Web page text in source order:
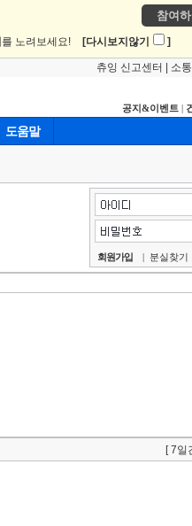
참여하
를 노려보세요! [다시보지않기 ]
츄잉 신고센터 소
공지&이벤트 |
도움말
회원가입 | 분실찾기
[ 7일